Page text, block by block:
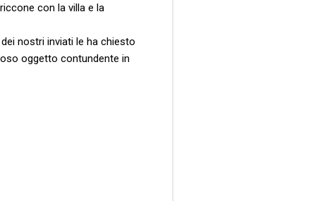
con la villa e la
nostri inviati le ha chiesto
oggetto contundente in